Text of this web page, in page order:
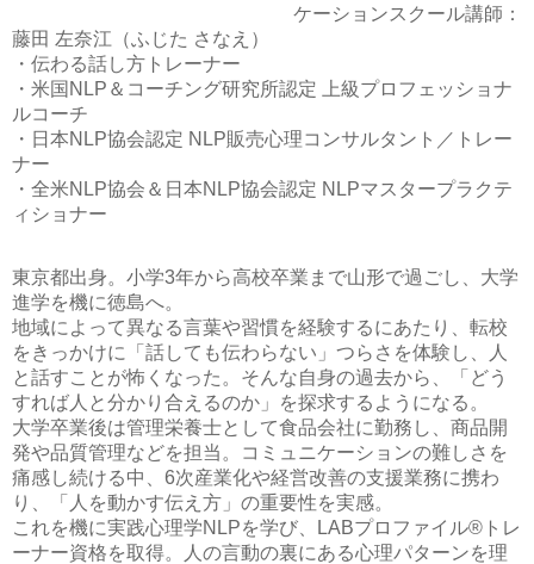
ケーションスクール講師：
藤田 左奈江（ふじた さなえ）
・伝わる話し方トレーナー
・米国NLP＆コーチング研究所認定 上級プロフェッショナ
ルコーチ
・日本NLP協会認定 NLP販売心理コンサルタント／トレー
ナー
・全米NLP協会＆日本NLP協会認定 NLPマスタープラクテ
ィショナー
東京都出身。小学3年から高校卒業まで山形で過ごし、大学
進学を機に徳島へ。
地域によって異なる言葉や習慣を経験するにあたり、転校
をきっかけに「話しても伝わらない」つらさを体験し、人
と話すことが怖くなった。そんな自身の過去から、「どう
すれば人と分かり合えるのか」を探求するようになる。
大学卒業後は管理栄養士として食品会社に勤務し、商品開
発や品質管理などを担当。コミュニケーションの難しさを
痛感し続ける中、6次産業化や経営改善の支援業務に携わ
り、「人を動かす伝え方」の重要性を実感。
これを機に実践心理学NLPを学び、LABプロファイル®トレ
ーナー資格を取得。人の言動の裏にある心理パターンを理